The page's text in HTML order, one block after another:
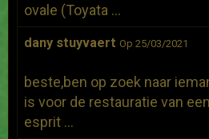
ovale (Toyata ...
dany stuyvaert Op 25/03/2021
beste,ben op zoek naar
is voor de restauratie van
esprit ...